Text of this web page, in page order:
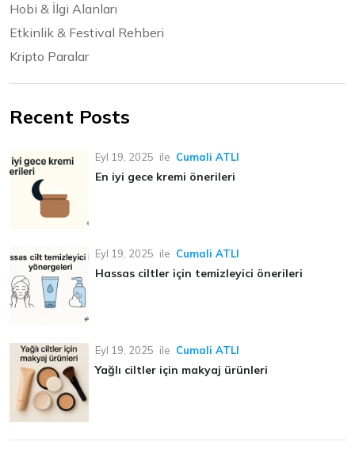
Hobi & İlgi Alanları
Etkinlik & Festival Rehberi
Kripto Paralar
Recent Posts
Eyl 19, 2025 ile Cumali ATLI
En iyi gece kremi önerileri
Eyl 19, 2025 ile Cumali ATLI
Hassas ciltler için temizleyici önerileri
Eyl 19, 2025 ile Cumali ATLI
Yağlı ciltler için makyaj ürünleri